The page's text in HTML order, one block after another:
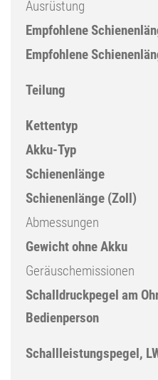
Ausrüstung
Empfohlene
Empfohlene
Teilung
Kettentyp
Akku-Typ
Schienenlänge
Schienenlänge (Zoll)
Abmessungen
Gewicht ohne Akku
Geräuschemissionen
Schalldruckpegel am
Bedienperson
Schallleistungspegel,